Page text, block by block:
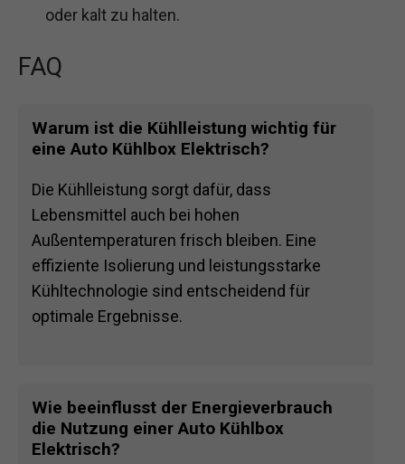
oder kalt zu halten.
FAQ
Warum ist die Kühlleistung wichtig für
eine Auto Kühlbox Elektrisch?
Die Kühlleistung sorgt dafür, dass
Lebensmittel auch bei hohen
Außentemperaturen frisch bleiben. Eine
effiziente Isolierung und leistungsstarke
Kühltechnologie sind entscheidend für
optimale Ergebnisse.
Wie beeinflusst der Energieverbrauch
die Nutzung einer Auto Kühlbox
Elektrisch?